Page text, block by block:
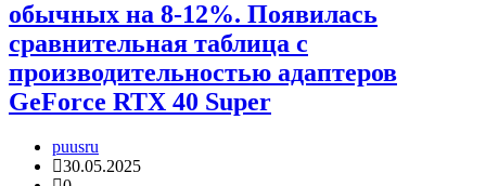
обычных на 8-12%. Появилась
сравнительная таблица с
производительностью адаптеров
GeForce RTX 40 Super
puusru
30.05.2025